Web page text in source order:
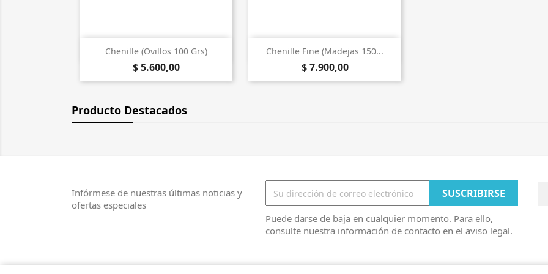
Chenille (Ovillos 100 Grs)
$ 5.600,00
 Vista rápida Chenille Fine (Madejas 150...
$ 7.900,00
 Vista rápida
Producto Destacados
Infórmese de nuestras últimas noticias y
ofertas especiales
Puede darse de baja en cualquier momento. Para ello,
consulte nuestra información de contacto en el aviso legal.